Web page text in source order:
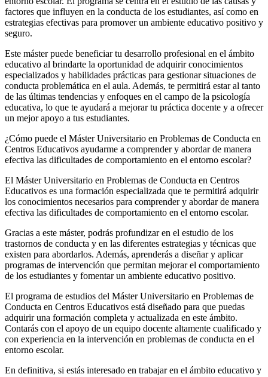
factores que influyen en la conducta de los estudiantes, así como en
estrategias efectivas para promover un ambiente educativo positivo y
seguro.
Este máster puede beneficiar tu desarrollo profesional en el ámbito
educativo al brindarte la oportunidad de adquirir conocimientos
especializados y habilidades prácticas para gestionar situaciones de
conducta problemática en el aula. Además, te permitirá estar al tanto
de las últimas tendencias y enfoques en el campo de la psicología
educativa, lo que te ayudará a mejorar tu práctica docente y a ofrecer
un mejor apoyo a tus estudiantes.
¿Cómo puede el Máster Universitario en Problemas de Conducta en
Centros Educativos ayudarme a comprender y abordar de manera
efectiva las dificultades de comportamiento en el entorno escolar?
El Máster Universitario en Problemas de Conducta en Centros
Educativos es una formación especializada que te permitirá adquirir
los conocimientos necesarios para comprender y abordar de manera
efectiva las dificultades de comportamiento en el entorno escolar.
Gracias a este máster, podrás profundizar en el estudio de los
trastornos de conducta y en las diferentes estrategias y técnicas que
existen para abordarlos. Además, aprenderás a diseñar y aplicar
programas de intervención que permitan mejorar el comportamiento
de los estudiantes y fomentar un ambiente educativo positivo.
El programa de estudios del Máster Universitario en Problemas de
Conducta en Centros Educativos está diseñado para que puedas
adquirir una formación completa y actualizada en este ámbito.
Contarás con el apoyo de un equipo docente altamente cualificado y
con experiencia en la intervención en problemas de conducta en el
entorno escolar.
En definitiva, si estás interesado en trabajar en el ámbito educativo y